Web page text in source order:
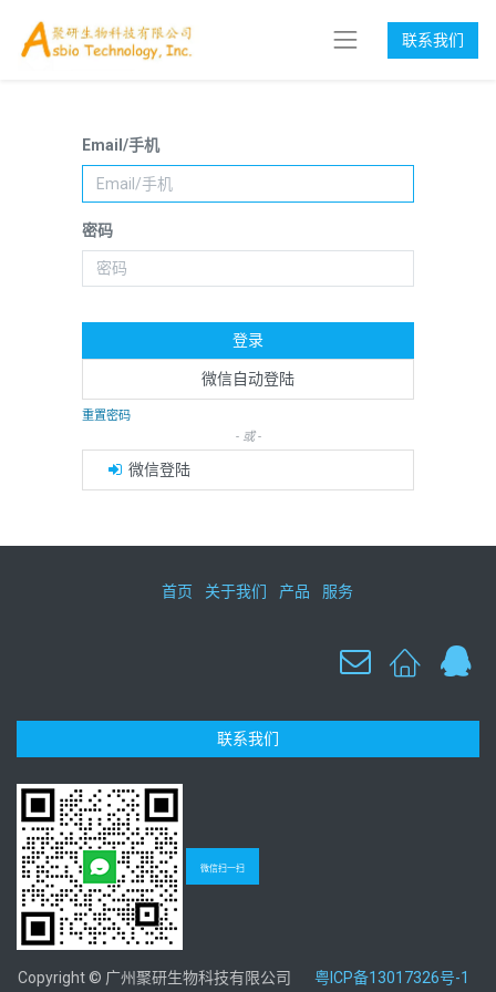
联系我们
Email/手机
密码
登录
微信自动登陆
重置密码
- 或 -
微信登陆
首页 关于我们 产品 服务
联系我们
微信扫一扫
Copyright © 广州聚研生物科技有限公司 粤ICP备13017326号-1